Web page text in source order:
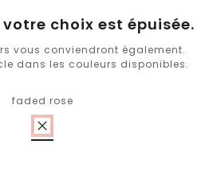
choix est épuisée.
vous conviendront également.
dans les couleurs disponibles.
faded rose